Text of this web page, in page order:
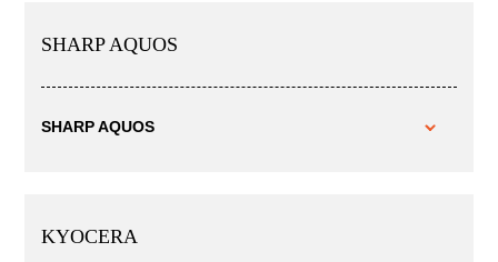
SHARP AQUOS
SHARP AQUOS
KYOCERA